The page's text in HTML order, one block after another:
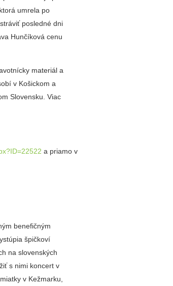
umrela po
posledné dni
Hunčíková cenu
materiál a
v Košickom a
Slovensku. Viac
a priamo v
benefičným
špičkoví
na slovenských
s nimi koncert v
v Kežmarku,